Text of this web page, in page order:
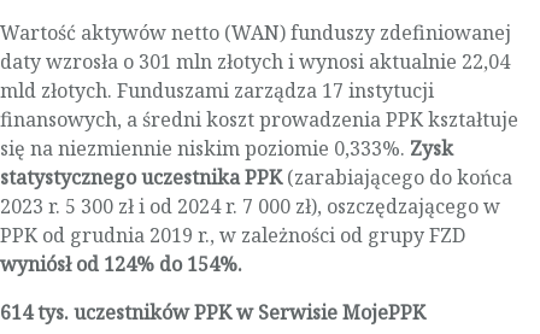
Wartość aktywów netto (WAN) funduszy zdefiniowanej
daty wzrosła o 301 mln złotych i wynosi aktualnie 22,04
mld złotych. Funduszami zarządza 17 instytucji
finansowych, a średni koszt prowadzenia PPK kształtuje
się na niezmiennie niskim poziomie 0,333%. Zysk
statystycznego uczestnika PPK(zarabiającego do końca
2023 r. 5 300 zł i od 2024 r. 7 000 zł), oszczędzającego w
PPK od grudnia 2019 r., w zależności od grupy FZD
wyniósł od 124% do 154%.
614 tys. uczestników PPK w Serwisie MojePPK